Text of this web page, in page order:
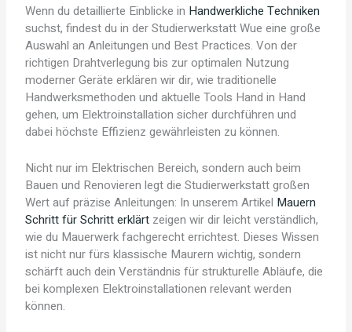
Wenn du detaillierte Einblicke in Handwerkliche Techniken
suchst, findest du in der Studierwerkstatt Wue eine große
Auswahl an Anleitungen und Best Practices. Von der
richtigen Drahtverlegung bis zur optimalen Nutzung
moderner Geräte erklären wir dir, wie traditionelle
Handwerksmethoden und aktuelle Tools Hand in Hand
gehen, um Elektroinstallation sicher durchführen und
dabei höchste Effizienz gewährleisten zu können.
Nicht nur im Elektrischen Bereich, sondern auch beim
Bauen und Renovieren legt die Studierwerkstatt großen
Wert auf präzise Anleitungen: In unserem Artikel Mauern
Schritt für Schritt erklärt zeigen wir dir leicht verständlich,
wie du Mauerwerk fachgerecht errichtest. Dieses Wissen
ist nicht nur fürs klassische Maurern wichtig, sondern
schärft auch dein Verständnis für strukturelle Abläufe, die
bei komplexen Elektroinstallationen relevant werden
können.